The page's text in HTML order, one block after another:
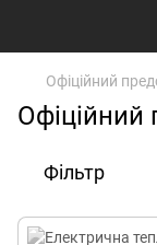
Офіційний
Офіційний
Фільтр